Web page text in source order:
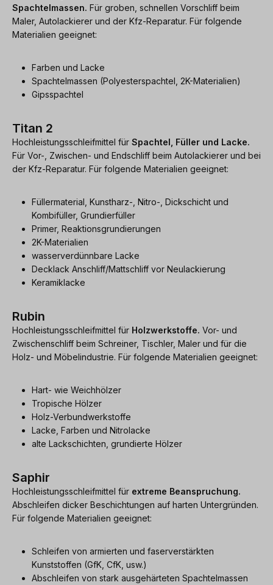
Spachtelmassen. Für groben, schnellen Vorschliff beim
Maler, Autolackierer und der Kfz-Reparatur. Für folgende
Materialien geeignet:
Farben und Lacke
Spachtelmassen (Polyesterspachtel, 2K-Materialien)
Gipsspachtel
Titan 2
Hochleistungsschleifmittel für Spachtel, Füller und Lacke.
Für Vor-, Zwischen- und Endschliff beim Autolackierer und bei
der Kfz-Reparatur. Für folgende Materialien geeignet:
Füllermaterial, Kunstharz-, Nitro-, Dickschicht und
Kombifüller, Grundierfüller
Primer, Reaktionsgrundierungen
2K-Materialien
wasserverdünnbare Lacke
Decklack Anschliff/Mattschliff vor Neulackierung
Keramiklacke
Rubin
Hochleistungsschleifmittel für Holzwerkstoffe. Vor- und
Zwischenschliff beim Schreiner, Tischler, Maler und für die
Holz- und Möbelindustrie. Für folgende Materialien geeignet:
Hart- wie Weichhölzer
Tropische Hölzer
Holz-Verbundwerkstoffe
Lacke, Farben und Nitrolacke
alte Lackschichten, grundierte Hölzer
Saphir
Hochleistungsschleifmittel für extreme Beanspruchung.
Abschleifen dicker Beschichtungen auf harten Untergründen.
Für folgende Materialien geeignet:
Schleifen von armierten und faserverstärkten
Kunststoffen (GfK, CfK, usw.)
Abschleifen von stark ausgehärteten Spachtelmassen